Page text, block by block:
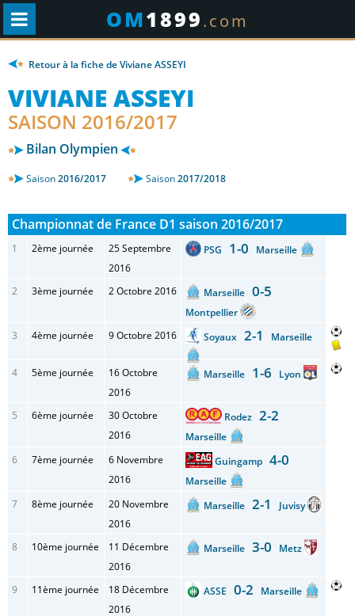
OM1899.com
Retour à la fiche de Viviane ASSEYI
VIVIANE ASSEYI
SAISON 2016/2017
Bilan Olympien
Saison2016/2017 Saison2017/2018
Championnat de France D1 saison 2016/2017
1 2ème journée
25 Septembre
2016
PSG 1-0 Marseille
2 3ème journée 2 Octobre 2016 Marseille 0-5
Montpellier
3
4ème journée 9 Octobre 2016 Soyaux 2-1 Marseille
4 5ème journée
16 Octobre
2016
Marseille 1-6 Lyon
5 6ème journée
30 Octobre
2016
Rodez 2-2
Marseille
6
7ème journée
6 Novembre
2016
Guingamp4-0
Marseille
7
8ème journée
20 Novembre
2016
Marseille 2-1 Juvisy
8 10ème journée
11 Décembre
2016
Marseille 3-0 Metz
9 11ème journée
18 Décembre
2016
ASSE 0-2 Marseille